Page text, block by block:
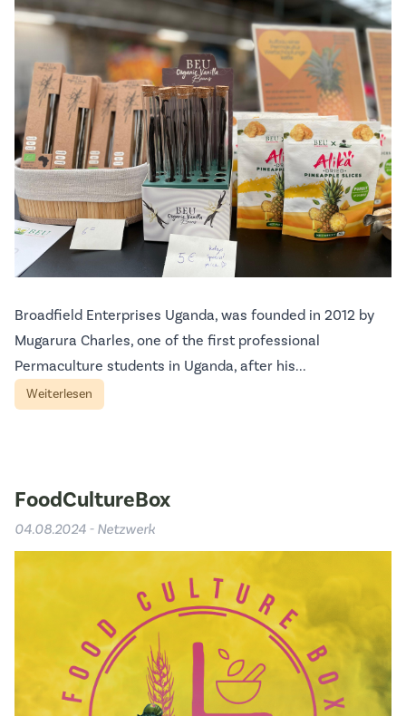
Broadfield Enterprises Uganda, was founded in 2012 by
Mugarura Charles, one of the first professional
Permaculture students in Uganda, after his...
Weiterlesen
FoodCultureBox
04.08.2024 - Netzwerk